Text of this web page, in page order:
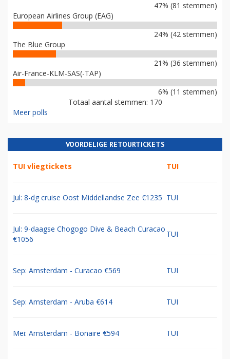
47% (81 stemmen)
European Airlines Group (EAG)
24% (42 stemmen)
The Blue Group
21% (36 stemmen)
Air-France-KLM-SAS(-TAP)
6% (11 stemmen)
Totaal aantal stemmen: 170
Meer polls
VOORDELIGE RETOURTICKETS
TUI vliegtickets TUI
Jul: 8-dg cruise Oost Middellandse Zee €1235 TUI
Jul: 9-daagse Chogogo Dive & Beach Curacao
€1056
TUI
Sep: Amsterdam - Curacao €569 TUI
Sep: Amsterdam - Aruba €614 TUI
Mei: Amsterdam - Bonaire €594 TUI